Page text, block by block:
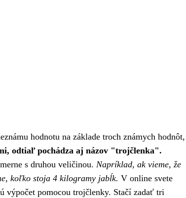
hodnotu na základe troch známych hodnôt,
odtiaľ pochádza aj názov "trojčlenka".
s druhou veličinou. Napríklad, ak vieme, že
koľko stoja 4 kilogramy jabĺk. V online svete
výpočet pomocou trojčlenky. Stačí zadať tri